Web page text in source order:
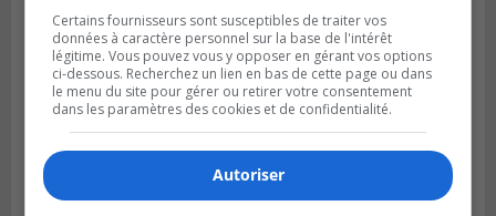
Certains fournisseurs sont susceptibles de traiter vos
données à caractère personnel sur la base de l'intérêt
légitime. Vous pouvez vous y opposer en gérant vos options
ci-dessous. Recherchez un lien en bas de cette page ou dans
le menu du site pour gérer ou retirer votre consentement
dans les paramètres des cookies et de confidentialité.
Autoriser